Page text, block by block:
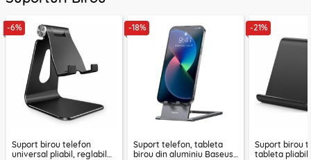
-6%
Suport birou telefon
universal pliabil, reglabil
-18%
Suport telefon, tableta
birou din aluminiu Baseus,
-21%
Suport birou
tableta pliabil